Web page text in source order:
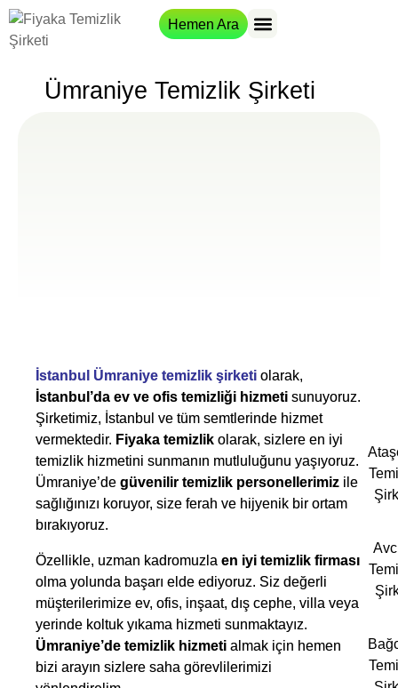
Hemen Ara
Ümraniye Temizlik Şirketi
İstanbul Ümraniye temizlik şirketi olarak,
İstanbul’da ev ve ofis temizliği hizmeti sunuyoruz.
Şirketimiz, İstanbul ve tüm semtlerinde hizmet
vermektedir. Fiyaka temizlik olarak, sizlere en iyi
temizlik hizmetini sunmanın mutluluğunu yaşıyoruz.
Ümraniye’de güvenilir temizlik personellerimiz ile
sağlığınızı koruyor, size ferah ve hijyenik bir ortam
bırakıyoruz.
Özellikle, uzman kadromuzla en iyi temizlik firması
olma yolunda başarı elde ediyoruz. Siz değerli
müşterilerimize ev, ofis, inşaat, dış cephe, villa veya
yerinde koltuk yıkama hizmeti sunmaktayız.
Ümraniye’de temizlik hizmeti almak için hemen
bizi arayın sizlere saha görevlilerimizi